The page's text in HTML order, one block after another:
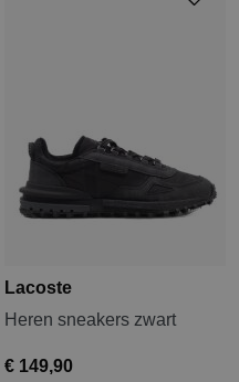
Lacoste
Heren sneakers zwart
€ 149,90